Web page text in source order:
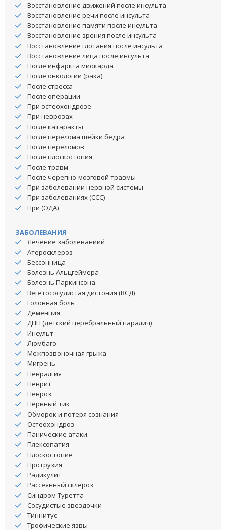
Восстановление движений после инсульта
Восстановление речи после инсульта
Восстановление памяти после инсульта
Восстановление зрения после инсульта
Восстановление глотания после инсульта
Восстановление лица после инсульта
После инфаркта миокарда
После онкологии (рака)
После стресса
После операции
При остеохондрозе
При неврозах
После катаракты
После перелома шейки бедра
После переломов
После плоскостопия
После травм
После черепно-мозговой травмы
При заболевании нервной системы
При заболеваниях (ССС)
При (ОДА)
ЗАБОЛЕВАНИЯ
Лечение заболеваниий
Атеросклероз
Бессонница
Болезнь Альцгеймера
Болезнь Паркинсона
Вегетососудистая дистония (ВСД)
Головная боль
Деменция
ДЦП (детский церебральный паралич)
Инсульт
Люмбаго
Межпозвоночная грыжа
Мигрень
Невралгия
Неврит
Невроз
Нервный тик
Обморок и потеря сознания
Остеохондроз
Панические атаки
Плексопатия
Плоскостопие
Протрузия
Радикулит
Рассеянный склероз
Синдром Туретта
Сосудистые звездочки
Тиннитус
Трофические язвы